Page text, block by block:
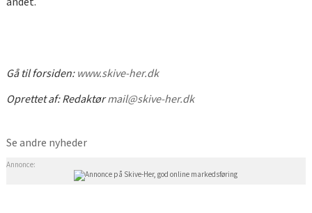
Gå til forsiden:www.skive-her.dk
Oprettet af:Redaktørmail@skive-her.dk
Se andre nyheder
Annonce: